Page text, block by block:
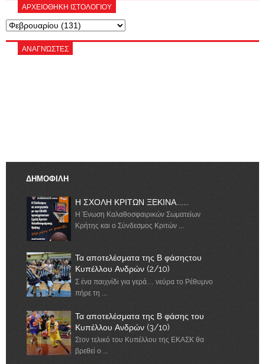
ΑΡΧΕΙΟΘΗΚΗ ΙΣΤΟΛΟΓΙΟΥ
ΑΝΑΓΝΏΣΤΕΣ
ΔΗΜΟΦΙΛΗ
Η ΣΧΟΛΗ ΚΡΙΤΩΝ ΞΕΚΙΝΑ.......
Η Ένωση Καλαθοσφαιρικών Σωματείων
Κρήτης και ο Σύνδεσμος Κριτών ...
Τα αποτελέσματα της Β φάσηςτου
Κυπέλλου Ανδρών (2/10)
Σ ένα παιχνίδι για γερά… νεύρα το Ρέθυμνο
πήρε τη ...
Τα αποτελέσματα της Β φάσης του
Κυπέλλου Ανδρών (3/10)
Στον τελικό του Κυπέλλου της ΕΚΑΣΚ θα
βρεθεί ο ...